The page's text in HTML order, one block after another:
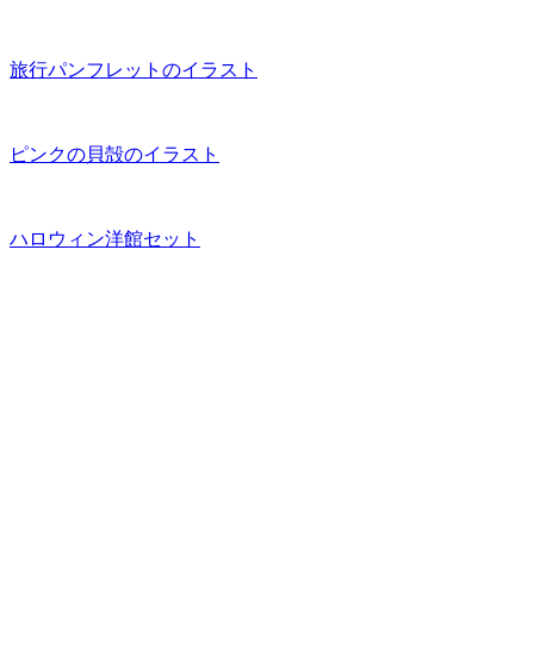
旅行パンフレットのイラスト
ピンクの貝殻のイラスト
ハロウィン洋館セット